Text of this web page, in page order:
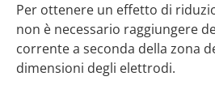
Per ottenere un effetto di
non è necessario raggiungere
corrente a seconda della zona
dimensioni degli elettrodi.